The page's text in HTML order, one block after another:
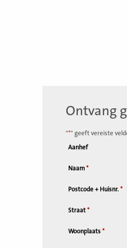
Ontvang
"*" geeft vereiste
Aanhef
Naam *
Postcode + Huisnr. *
Straat *
Woonplaats *